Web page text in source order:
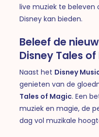
live muziek te beleven
Disney kan bieden.
Beleef de
Disney Tales
Naast het Disney
genieten van de
Tales of Magic. Een
muziek en magie, de
dag vol muzikale